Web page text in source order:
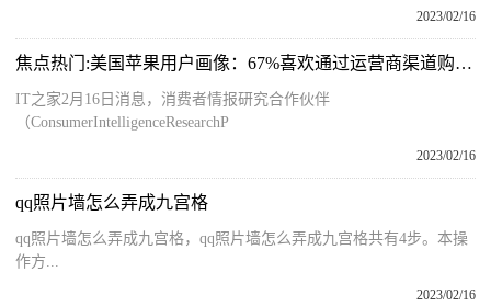
2023/02/16
焦点热门:美国苹果用户画像：67%喜欢通过运营商渠道购买iPhone
IT之家2月16日消息，消费者情报研究合作伙伴
（ConsumerIntelligenceResearchP
2023/02/16
qq照片墙怎么弄成九宫格
qq照片墙怎么弄成九宫格，qq照片墙怎么弄成九宫格共有4步。本操
作方...
2023/02/16